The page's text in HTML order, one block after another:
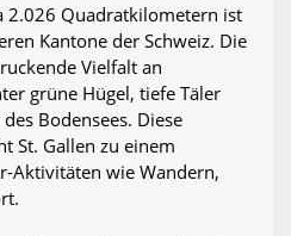
2.026 Quadratkilometern ist
Kantone der Schweiz. Die
Vielfalt an
grüne Hügel, tiefe Täler
Bodensees. Diese
St. Gallen zu einem
Aktivitäten wie Wandern,